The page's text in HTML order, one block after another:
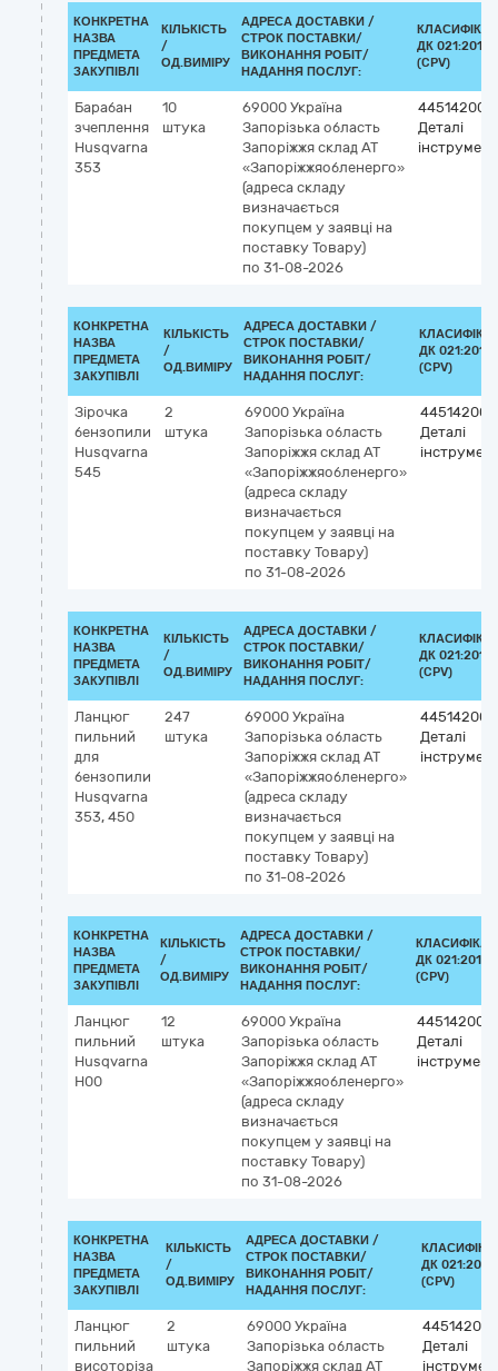
КОНКРЕТНА
НАЗВА
ПРЕДМЕТА
ЗАКУПІВЛІ
КІЛЬКІСТЬ
/
ОД.ВИМІРУ
АДРЕСА ДОСТАВКИ /
СТРОК ПОСТАВКИ/
ВИКОНАННЯ РОБІТ/
НАДАННЯ ПОСЛУГ:
ДК 021:2015
(CPV)
Барабан
зчеплення
Husqvarna
353
10
штука
69000 Україна
Запорізька область
Запоріжжя склад АТ
«Запоріжжяобленерго»
(адреса складу
визначається
покупцем у заявці на
поставку Товару)
по 31-08-2026
44514200-
Деталі
КОНКРЕТНА
НАЗВА
ПРЕДМЕТА
ЗАКУПІВЛІ
КІЛЬКІСТЬ
/
ОД.ВИМІРУ
АДРЕСА ДОСТАВКИ /
СТРОК ПОСТАВКИ/
ВИКОНАННЯ РОБІТ/
НАДАННЯ ПОСЛУГ:
ДК 021:2015
(CPV)
Зірочка
бензопили
Husqvarna
545
2
штука
69000 Україна
Запорізька область
Запоріжжя склад АТ
«Запоріжжяобленерго»
(адреса складу
визначається
покупцем у заявці на
поставку Товару)
по 31-08-2026
44514200-
Деталі
КОНКРЕТНА
НАЗВА
ПРЕДМЕТА
ЗАКУПІВЛІ
КІЛЬКІСТЬ
/
ОД.ВИМІРУ
АДРЕСА ДОСТАВКИ /
СТРОК ПОСТАВКИ/
ВИКОНАННЯ РОБІТ/
НАДАННЯ ПОСЛУГ:
ДК 021:2015
(CPV)
Ланцюг
пильний
для
бензопили
Husqvarna
353, 450
247
штука
69000 Україна
Запорізька область
Запоріжжя склад АТ
«Запоріжжяобленерго»
(адреса складу
визначається
покупцем у заявці на
поставку Товару)
по 31-08-2026
44514200-
Деталі
КОНКРЕТНА
НАЗВА
ПРЕДМЕТА
ЗАКУПІВЛІ
КІЛЬКІСТЬ
/
ОД.ВИМІРУ
АДРЕСА ДОСТАВКИ /
СТРОК ПОСТАВКИ/
ВИКОНАННЯ РОБІТ/
НАДАННЯ ПОСЛУГ:
ДК 021:2015
(CPV)
Ланцюг
пильний
Husqvarna
Н00
12
штука
69000 Україна
Запорізька область
Запоріжжя склад АТ
«Запоріжжяобленерго»
(адреса складу
визначається
покупцем у заявці на
поставку Товару)
по 31-08-2026
44514200-
Деталі
КОНКРЕТНА
НАЗВА
ПРЕДМЕТА
ЗАКУПІВЛІ
КІЛЬКІСТЬ
/
ОД.ВИМІРУ
АДРЕСА ДОСТАВКИ /
СТРОК ПОСТАВКИ/
ВИКОНАННЯ РОБІТ/
НАДАННЯ ПОСЛУГ:
ДК 021:2015
(CPV)
Ланцюг
пильний
висоторіза
2
штука
69000 Україна
Запорізька область
Запоріжжя склад АТ
Деталі